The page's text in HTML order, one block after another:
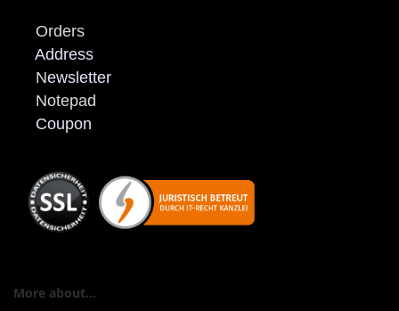
Orders
Address
Newsletter
Notepad
Coupon
More about...